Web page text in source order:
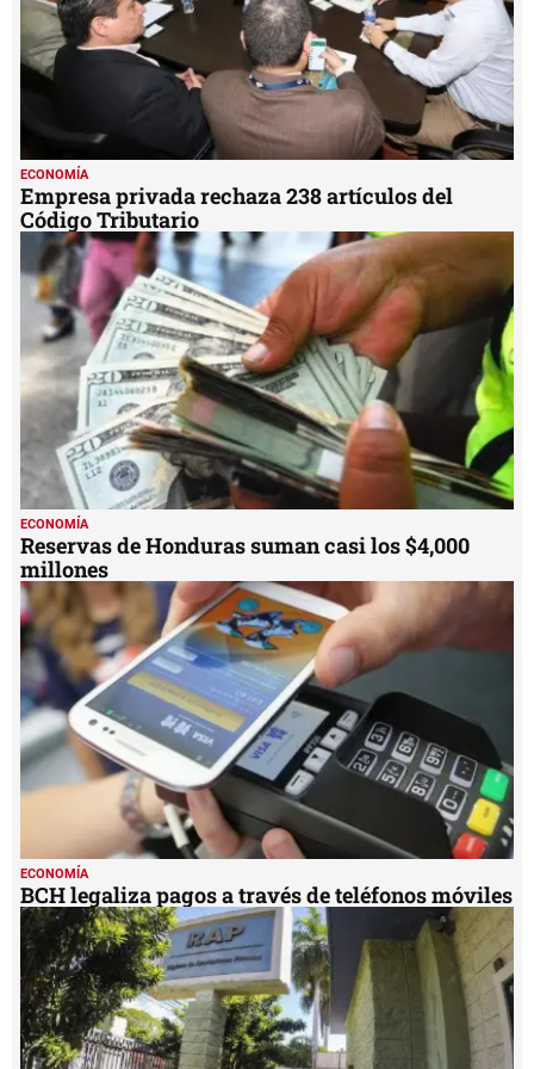
ECONOMÍA
Empresa privada rechaza 238 artículos del
Código Tributario
ECONOMÍA
Reservas de Honduras suman casi los $4,000
millones
ECONOMÍA
BCH legaliza pagos a través de teléfonos móviles